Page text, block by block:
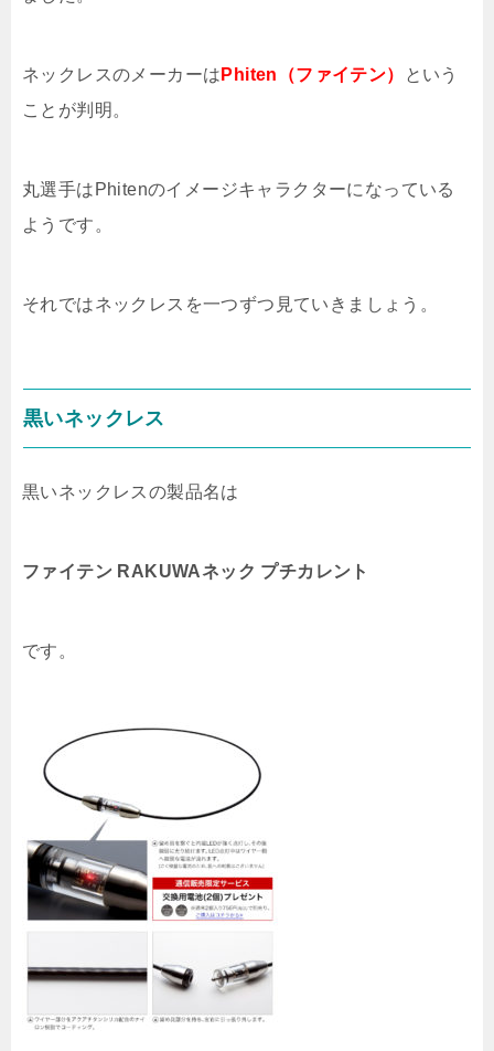
ネックレスのメーカーは Phiten（ファイテン）
という
ことが判明。
丸選手はPhitenのイメージキャラクターになっている
ようです。
それではネックレスを一つずつ見ていきましょう。
黒いネックレス
黒いネックレスの製品名は
ファイテン RAKUWAネック プチカレント
です。